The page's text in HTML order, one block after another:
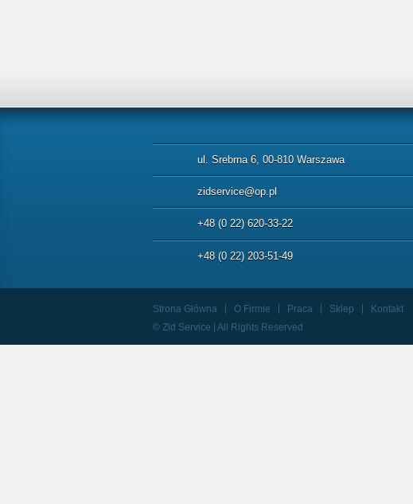
ul. Srebrna 6, 00-810 Warszawa
zidservice@op.pl
+48 (0 22) 620-33-22
+48 (0 22) 203-51-49
Strona Główna O Firmie Praca Sklep
Kontakt
© Zid Service | All Rights Reserved